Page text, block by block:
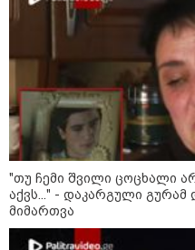
10:58 / 06-08-2026
"დადგება დრო და
"პოსტაობა"
შეგარცხვენთ...
დანაშაულის
ნანუკა
"თუ ჩემი შვილი ცოცხალი
აქვს..." - დაკარგული გურამ
მიმართვა